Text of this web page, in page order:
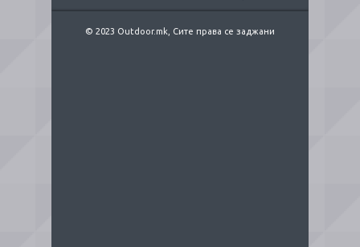
© 2023 Outdoor.mk, Сите права се заджани